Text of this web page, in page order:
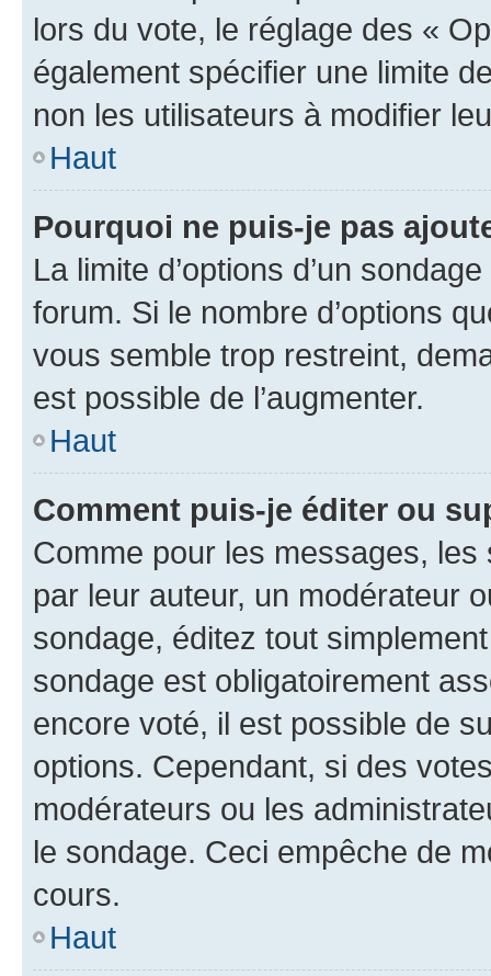
lors du vote, le réglage des «
également spécifier une limite
non les utilisateurs à modifier
Haut
Pourquoi ne puis-je pas
La limite d’options d’un
forum. Si le nombre d’options
vous semble trop restreint,
est possible de l’augmenter.
Haut
Comment puis-je éditer ou
Comme pour les messages,
par leur auteur, un modérateur
sondage, éditez tout
sondage est obligatoirement
encore voté, il est possible de
options. Cependant, si des
modérateurs ou les
le sondage. Ceci empêche de
cours.
Haut